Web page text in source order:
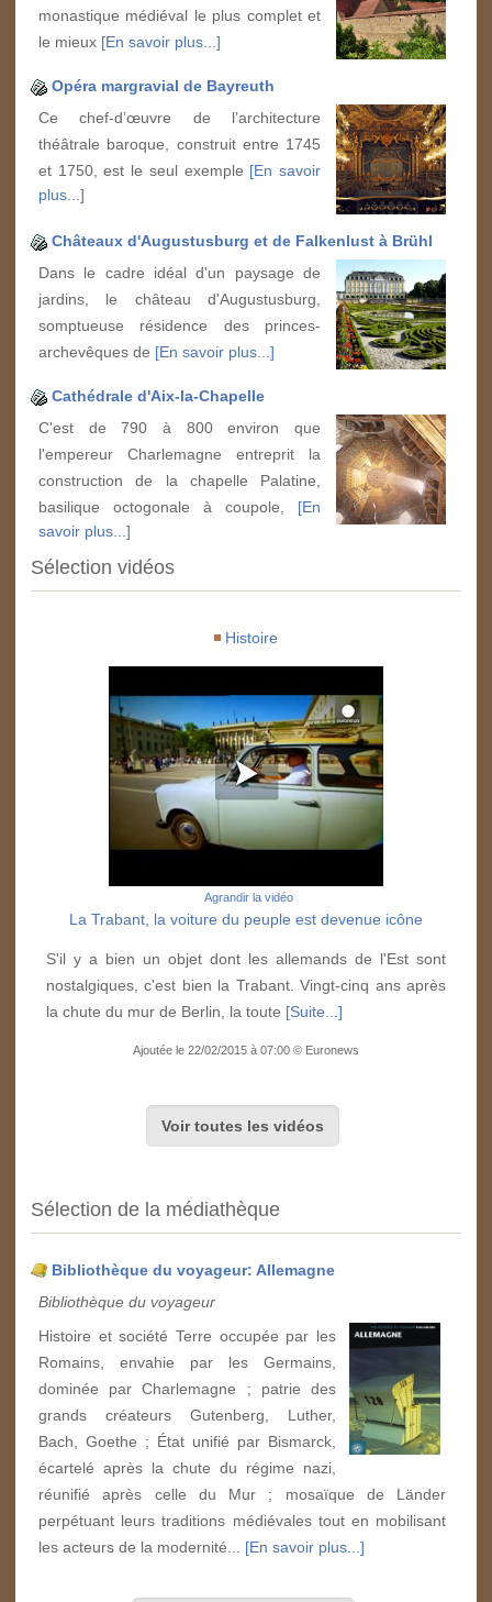
monastique médiéval le plus complet et
le mieux [En savoir plus...]
Opéra margravial de Bayreuth
Ce chef-d’œuvre de l’architecture
théâtrale baroque, construit entre 1745
et 1750, est le seul exemple [En savoir
plus...]
Châteaux d'Augustusburg et de Falkenlust à Brühl
Dans le cadre idéal d'un paysage de
jardins, le château d'Augustusburg,
somptueuse résidence des princes-
archevêques de [En savoir plus...]
Cathédrale d'Aix-la-Chapelle
C'est de 790 à 800 environ que
l'empereur Charlemagne entreprit la
construction de la chapelle Palatine,
basilique octogonale à coupole, [En
savoir plus...]
Sélection vidéos
Histoire
Agrandir la vidéo
La Trabant, la voiture du peuple est devenue icône
S'il y a bien un objet dont les allemands de l'Est sont
nostalgiques, c'est bien la Trabant. Vingt-cinq ans après
la chute du mur de Berlin, la toute [Suite...]
Ajoutée le 22/02/2015 à 07:00 © Euronews
Voir toutes les vidéos
Sélection de la médiathèque
Bibliothèque du voyageur: Allemagne
Bibliothèque du voyageur
Histoire et société Terre occupée par les
Romains, envahie par les Germains,
dominée par Charlemagne ; patrie des
grands créateurs Gutenberg, Luther,
Bach, Goethe ; État unifié par Bismarck,
écartelé après la chute du régime nazi,
réunifié après celle du Mur ; mosaïque de Länder
perpétuant leurs traditions médiévales tout en mobilisant
les acteurs de la modernité... [En savoir plus...]